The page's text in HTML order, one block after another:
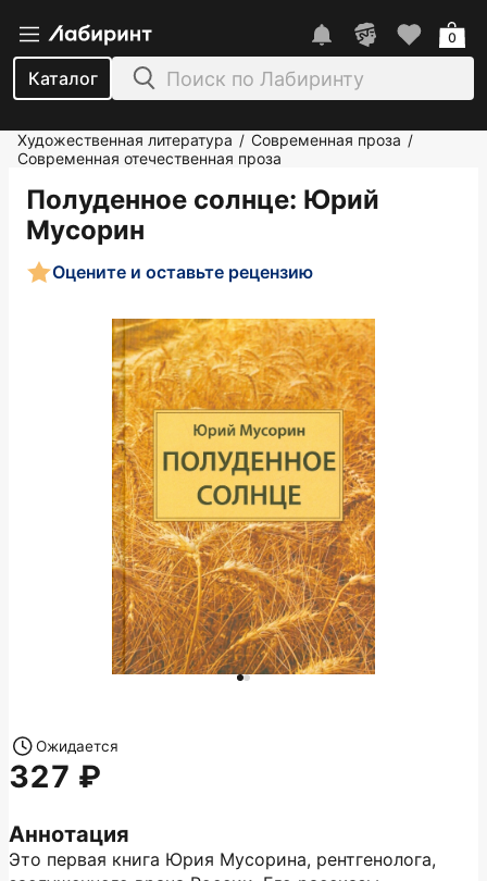
Каталог
0
Художественная литература / Современная проза /
Современная отечественная проза
Полуденное солнце: Юрий
Мусорин
Оцените и оставьте рецензию
Аннотация
Это первая книга Юрия Мусорина, рентгенолога,
Ожидается
327